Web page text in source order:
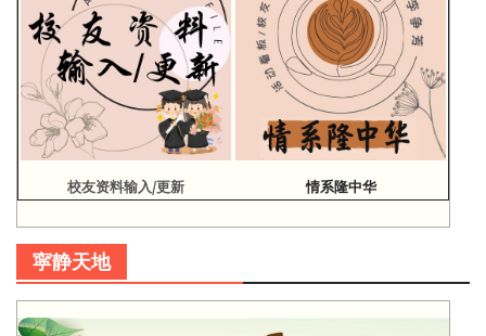
校友资料输入/更新 情系隆中华
寜静天地